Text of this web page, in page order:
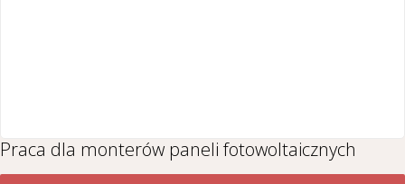
Praca dla monterów paneli fotowoltaicznych